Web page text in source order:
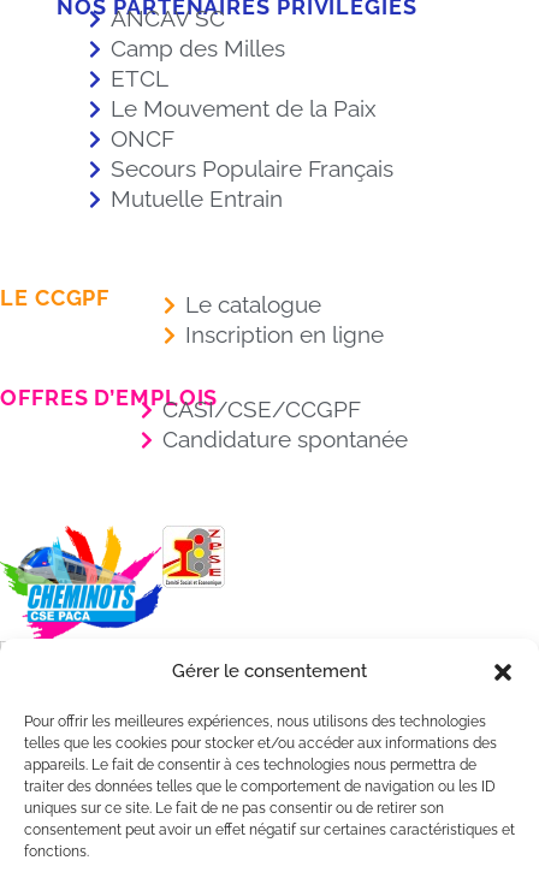
Gérer le consentement
Pour offrir les meilleures expériences, nous utilisons des technologies
telles que les cookies pour stocker et/ou accéder aux informations des
appareils. Le fait de consentir à ces technologies nous permettra de
traiter des données telles que le comportement de navigation ou les ID
uniques sur ce site. Le fait de ne pas consentir ou de retirer son
consentement peut avoir un effet négatif sur certaines caractéristiques et
fonctions.
NOS PARTENAIRES PRIVILÉGIÉS
ANCAV SC
Camp des Milles
ETCL
Le Mouvement de la Paix
ONCF
Secours Populaire Français
Mutuelle Entrain
LE CCGPF
Le catalogue
Inscription en ligne
OFFRES D’EMPLOISCASI/CSE/CCGPF
Candidature spontanée